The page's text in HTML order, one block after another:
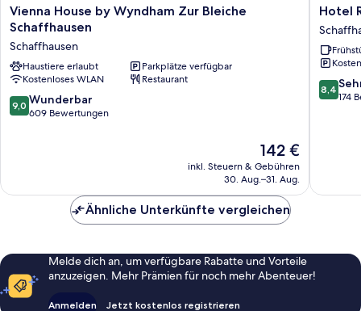
Vienna
House
Wyndham
Zur
Bleiche
Schaffhausen
Schaffhausen
Vienna House by Wyndham Zur Bleiche
Schaffhausen
Schaffhausen
Haustiere erlaubt
Parkplätze verfügbar
Kostenloses WLAN
Restaurant
9.0
von
9,0 Wunderbar
609 Bewertungen
Der
Preis
beträgt
142 €
inkl. Steuern & Gebühren
30. Aug.–31. Aug.
Hotel
Hotel
8.4
von
8,4
174
Ähnliche Unterkünfte vergleichen
Melde dich an, um verfügbare Rabatte und Vorteile
anzuzeigen. Mehr Prämien für noch mehr Abenteuer!
Anmelden Jetzt kostenlos registrieren